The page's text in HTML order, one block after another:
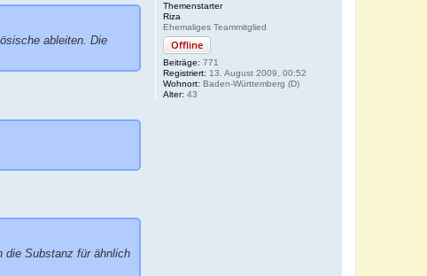
Themenstarter
Riza
Ehemaliges Teammitglied
Offline
Beiträge: 771
Registriert: 13. August 2009, 00:52
Wohnort: Baden-Württemberg (D)
Alter: 43
ableiten. Die
die Substanz für ähnlich